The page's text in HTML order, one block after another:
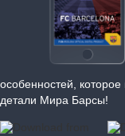
особенностей, которое
детали Мира Барсы!